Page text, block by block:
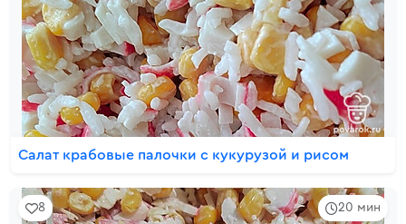
Салат крабовые палочки с кукурузой и рисом
20 мин
8